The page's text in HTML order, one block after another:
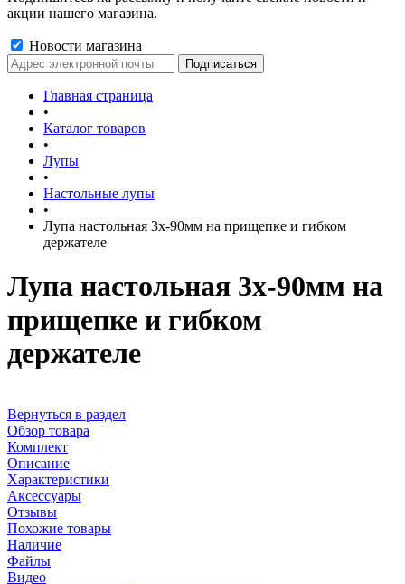
акции нашего магазина.
Новости магазина
Главная страница
•
Каталог товаров
•
Лупы
•
Настольные лупы
•
Лупа настольная 3x-90мм на прищепке и гибком
держателе
Лупа настольная 3x-90мм на
прищепке и гибком
держателе
Вернуться в раздел
Обзор товара
Комплект
Описание
Характеристики
Аксессуары
Отзывы
Похожие товары
Наличие
Файлы
Видео